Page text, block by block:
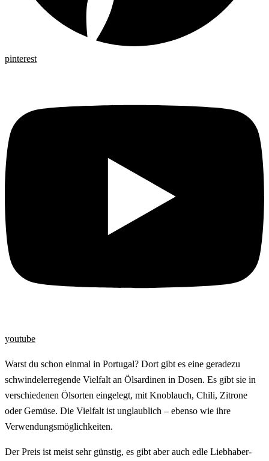
pinterest
youtube
Warst du schon einmal in Portugal? Dort gibt es eine geradezu
schwindelerregende Vielfalt an Ölsardinen in Dosen. Es gibt sie in
verschiedenen Ölsorten eingelegt, mit Knoblauch, Chili, Zitrone
oder Gemüse. Die Vielfalt ist unglaublich – ebenso wie ihre
Verwendungsmöglichkeiten.
Der Preis ist meist sehr günstig, es gibt aber auch edle Liebhaber-